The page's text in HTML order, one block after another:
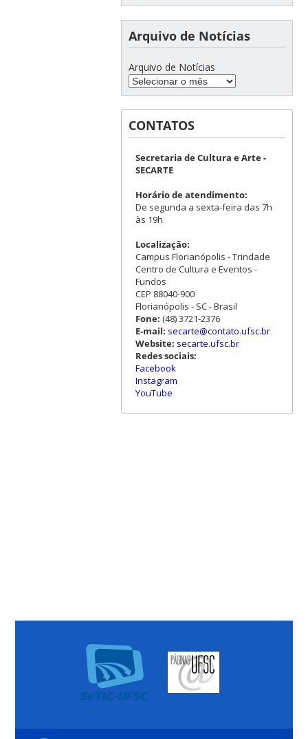
Arquivo de Notícias
Arquivo de Notícias
CONTATOS
Secretaria de Cultura e Arte -
SECARTE
Horário de atendimento:
De segunda a sexta-feira das 7h
às 19h
Localização:
Campus Florianópolis - Trindade
Centro de Cultura e Eventos -
Fundos
CEP 88040-900
Florianópolis - SC - Brasil
Fone: (48) 3721-2376
E-mail: secarte@contato.ufsc.br
Website: secarte.ufsc.br
Redes sociais:
Facebook
Instagram
YouTube